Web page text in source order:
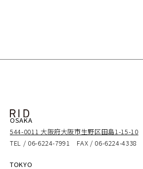
OSAKA
544-0011 大阪府大阪市生野区田島1-15-10
TEL / 06-6224-7991 FAX / 06-6224-4338
TOKYO